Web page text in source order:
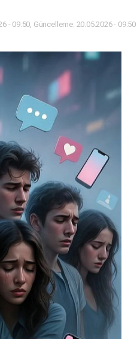
- 09:50, Güncelleme: 20.05.2026 - 09:50